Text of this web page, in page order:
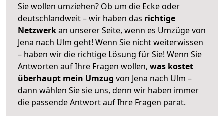
Sie wollen umziehen? Ob um die Ecke oder
deutschlandweit – wir haben das richtige
Netzwerkan unserer Seite, wenn es Umzüge von
Jena nach Ulm geht! Wenn Sie nicht weiterwissen
– haben wir die richtige Lösung für Sie! Wenn Sie
Antworten auf Ihre Fragen wollen, was kostet
überhaupt mein Umzug von Jena nach Ulm –
dann wählen Sie sie uns, denn wir haben immer
die passende Antwort auf Ihre Fragen parat.